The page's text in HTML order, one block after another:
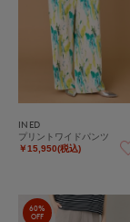
INED
プリントワイドパンツ
￥15,950(税込)
60%
OFF